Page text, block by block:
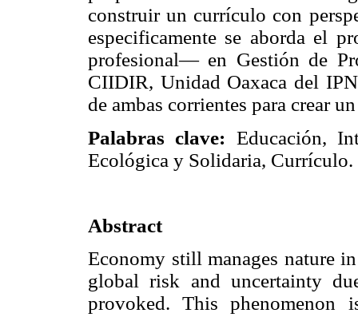
construir un currículo con
especificamente se aborda el
profesional— en Gestión de
CIIDIR, Unidad Oaxaca del
de ambas corrientes para crear
Palabras clave: Educación,
Ecológica y Solidaria, Currículo.
Abstract
Economy still manages nature
global risk and uncertainty
provoked. This phenomenon